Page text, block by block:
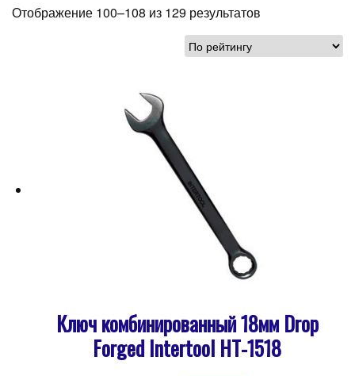
Отображение 100–108 из 129 результатов
Ключ комбинированный 18мм Drop
Forged Intertool HT-1518